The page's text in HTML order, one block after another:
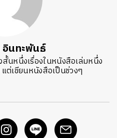
นทะพันธ์
สั้นหนึ่งเรื่องในหนังสือเล่มหนึ่ง
ต่เขียนหนังสือเป็นช่วงๆ